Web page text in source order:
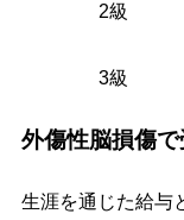
2級
3級
外傷性脳損傷
生涯を通じた給与